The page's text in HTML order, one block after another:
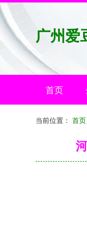
广州爱
首页
当前位置： 首页